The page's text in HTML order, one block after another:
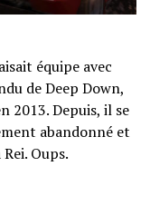
équipe avec
de Deep Down,
2013. Depuis, il se
abandonné et
Oups.